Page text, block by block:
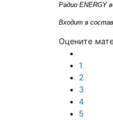
Радио ENERGY
Входит в состав
Оцените
1
2
3
4
5